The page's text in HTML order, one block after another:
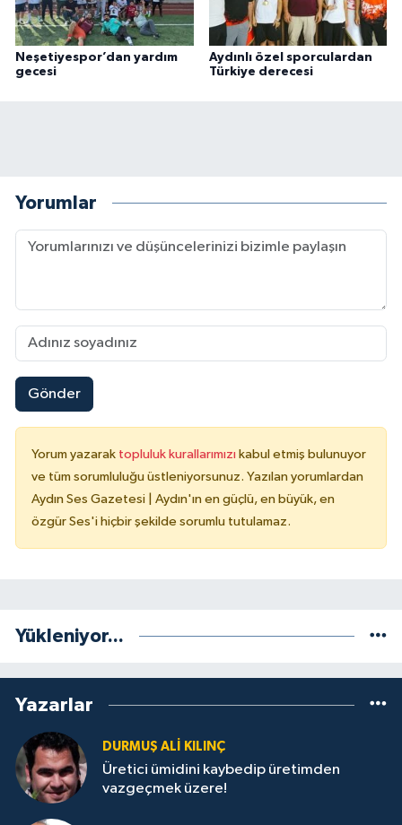
Neşetiyespor’dan yardım
gecesi
Aydınlı özel sporculardan
Türkiye derecesi
Yorumlar
Gönder
Yorum yazarak topluluk kurallarımızı kabul etmiş bulunuyor
ve tüm sorumluluğu üstleniyorsunuz. Yazılan yorumlardan
Aydın Ses Gazetesi | Aydın'ın en güçlü, en büyük, en
özgür Ses'i hiçbir şekilde sorumlu tutulamaz.
Yükleniyor...
Yazarlar
DURMUŞ ALI KILINÇ
Üretici ümidini kaybedip üretimden
vazgeçmek üzere!